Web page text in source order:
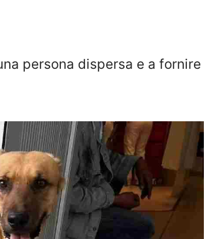
persona dispersa e a fornire